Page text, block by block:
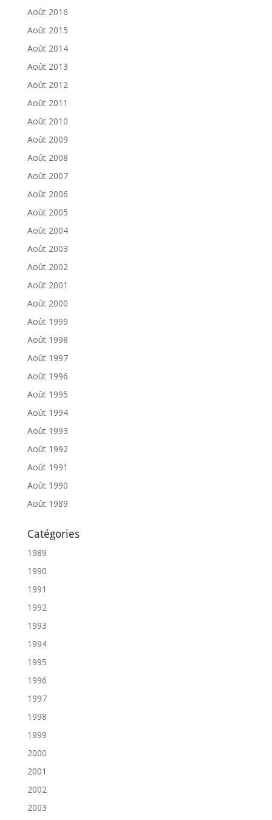
Août 2016
Août 2015
Août 2014
Août 2013
Août 2012
Août 2011
Août 2010
Août 2009
Août 2008
Août 2007
Août 2006
Août 2005
Août 2004
Août 2003
Août 2002
Août 2001
Août 2000
Août 1999
Août 1998
Août 1997
Août 1996
Août 1995
Août 1994
Août 1993
Août 1992
Août 1991
Août 1990
Août 1989
Catégories
1989
1990
1991
1992
1993
1994
1995
1996
1997
1998
1999
2000
2001
2002
2003